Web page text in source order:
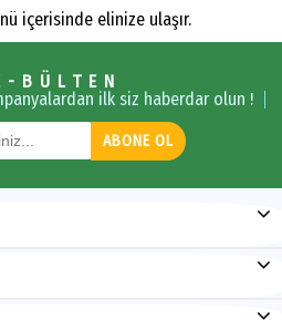
içerisinde elinize ulaşır.
BÜLTEN
ilk siz haberdar olun !
ABONE OL